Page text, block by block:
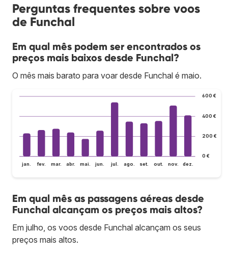
Perguntas frequentes sobre voos
de Funchal
Em qual mês podem ser encontrados os
preços mais baixos desde Funchal?
O mês mais barato para voar desde Funchal é maio.
0 €
200 €
400 €
600 €
jan. fev. mar. abr. mai. jun. jul. ago. set. out. nov. dez.
Em qual mês as passagens aéreas desde
Funchal alcançam os preços mais altos?
Em julho, os voos desde Funchal alcançam os seus
preços mais altos.